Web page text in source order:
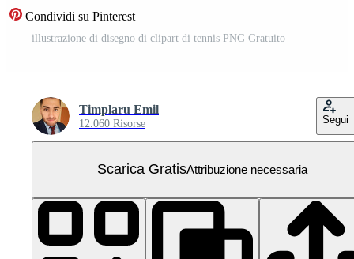
Condividi su Pinterest
illustrazione di disegno di clipart di tennis PNG Gratuito
Timplaru Emil
12.060 Risorse Segui
Scarica GratisAttribuzione necessaria